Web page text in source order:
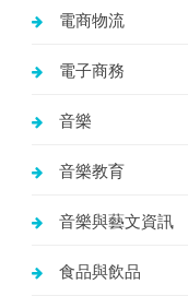
電商物流
電子商務
音樂
音樂教育
音樂與藝文資訊
食品與飲品